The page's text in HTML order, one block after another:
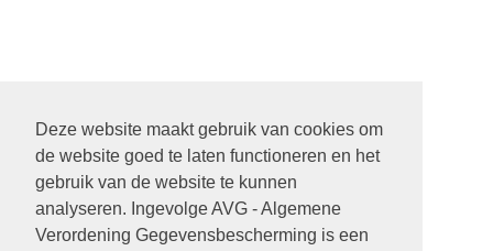
Deze website maakt gebruik van cookies om
de website goed te laten functioneren en het
gebruik van de website te kunnen
analyseren. Ingevolge AVG - Algemene
Verordening Gegevensbescherming is een